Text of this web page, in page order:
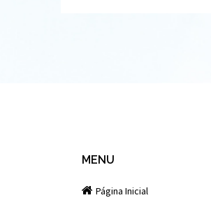
MENU
Página Inicial